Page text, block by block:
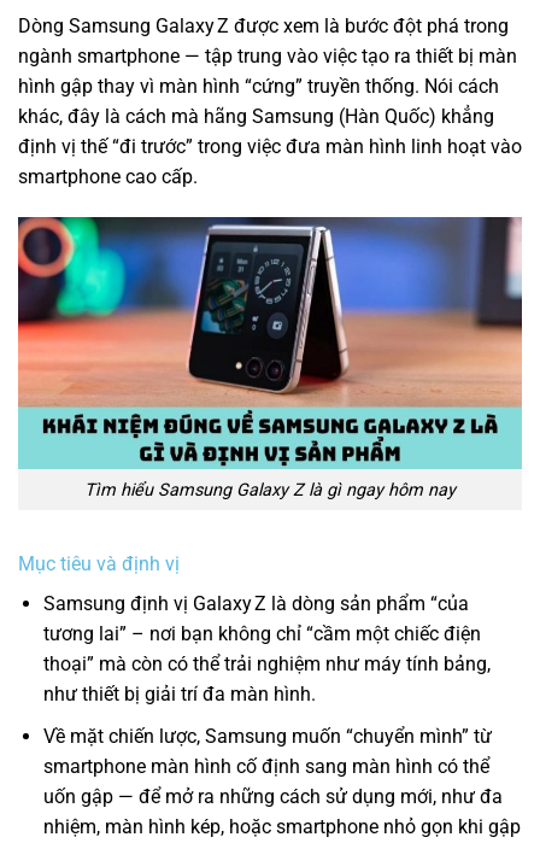
Dòng Samsung Galaxy Z được xem là bước đột phá trong
ngành smartphone — tập trung vào việc tạo ra thiết bị màn
hình gập thay vì màn hình “cứng” truyền thống. Nói cách
khác, đây là cách mà hãng Samsung (Hàn Quốc) khẳng
định vị thế “đi trước” trong việc đưa màn hình linh hoạt vào
smartphone cao cấp.
Tìm hiểu Samsung Galaxy Z là gì ngay hôm nay
Mục tiêu và định vị
Samsung định vị Galaxy Z là dòng sản phẩm “của
tương lai” – nơi bạn không chỉ “cầm một chiếc điện
thoại” mà còn có thể trải nghiệm như máy tính bảng,
như thiết bị giải trí đa màn hình.
Về mặt chiến lược, Samsung muốn “chuyển mình” từ
smartphone màn hình cố định sang màn hình có thể
uốn gập — để mở ra những cách sử dụng mới, như đa
nhiệm, màn hình kép, hoặc smartphone nhỏ gọn khi gập